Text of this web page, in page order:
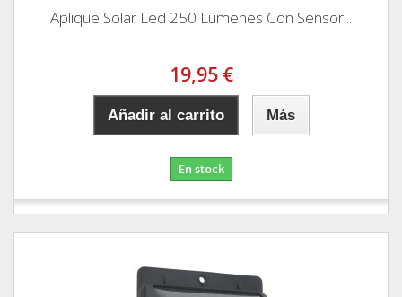
Aplique Solar Led 250 Lumenes Con Sensor...
19,95 €
Añadir al carrito Más
En stock